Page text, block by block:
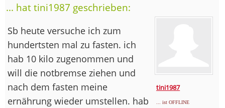
... hat tini1987 geschrieben:
tini1987
... ist OFFLINE
Sb heute versuche ich zum
hundertsten mal zu fasten. ich
hab 10 kilo zugenommen und
will die notbremse ziehen und
nach dem fasten meine
ernährung wieder umstellen. hab